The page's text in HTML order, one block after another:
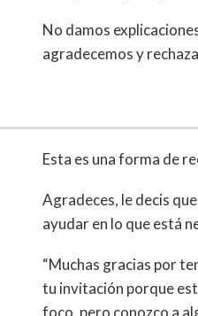
No damos
agradecemos y
Esta es una forma de
Agradeces, le decis
ayudar en lo que está
“Muchas gracias por
tu invitación porque
foco, pero conozco a